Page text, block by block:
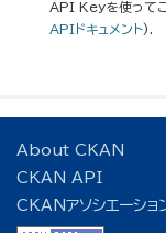
API Keyを使ってこ
APIドキュメント).
About CKAN
CKAN API
CKANアソシエーショ